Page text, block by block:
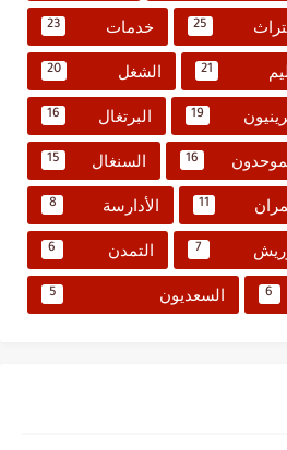
25 خدمات 23
21 الشغل 20
19 البرتغال 16
16 السنغال 15
11 الأدارسة 8
7 التمدن 6
6 السعديون 5